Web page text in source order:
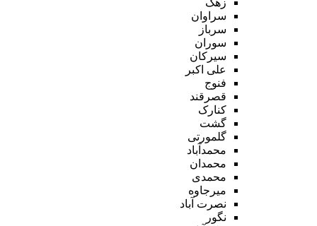
سراوان
سرباز
سوران
سیرکان
علی اکبر
فنوج
قصرقند
کنارک
گشت
گلمورتی
محمدآباد
محمدان
محمدی
میرجاوه
نصرت آباد
نگور